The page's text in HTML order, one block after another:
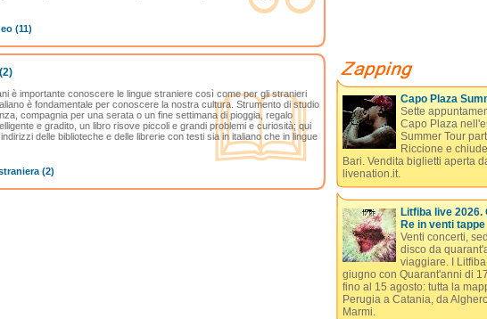
(11)
è importante conoscere le lingue straniere così come per gli stranieri
è fondamentale per conoscere la nostra cultura. Strumento di studio
compagnia per una serata o un fine settimana di pioggia, regalo
e gradito, un libro risove piccoli e grandi problemi e curiosità; qui
delle biblioteche e delle librerie con testi sia in italiano che in lingue
(2)
Capo Plaza
Sette
Capo Plaza
Summer Tour
Riccione e
Bari. Vendita biglietti aperta
livenation.it.
Litfiba live 2026.
Re in venti tappe
Venti concerti,
disco da
viaggiare. I
giugno con Quarant'anni di
fino al 15 agosto: tutta la
Perugia a Catania, da
Marmi.